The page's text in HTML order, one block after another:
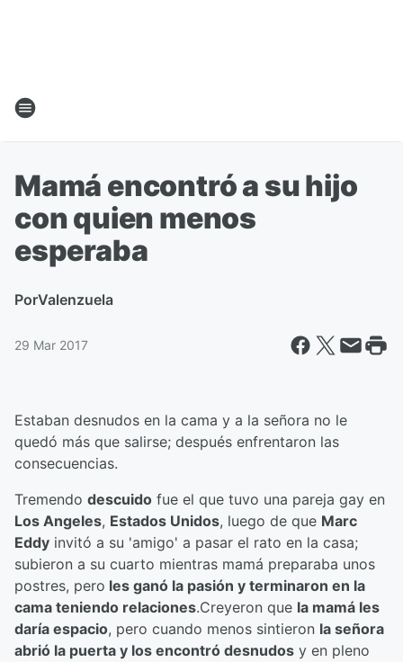
Mamá encontró a su hijo
con quien menos
esperaba
PorValenzuela
29 Mar 2017
Estaban desnudos en la cama y a la señora no le
quedó más que salirse; después enfrentaron las
consecuencias.
Tremendo descuido fue el que tuvo una pareja gay en
Los Angeles, Estados Unidos, luego de que Marc
Eddy invitó a su 'amigo' a pasar el rato en la casa;
subieron a su cuarto mientras mamá preparaba unos
postres, pero les ganó la pasión y terminaron en la
cama teniendo relaciones.Creyeron que la mamá les
daría espacio, pero cuando menos sintieron la señora
abrió la puerta y los encontró desnudos y en pleno